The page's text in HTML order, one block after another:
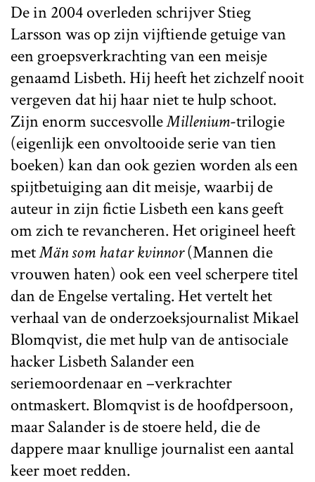
De in 2004 overleden schrijver Stieg
Larsson was op zijn vijftiende getuige van
een groepsverkrachting van een meisje
genaamd Lisbeth. Hij heeft het zichzelf nooit
vergeven dat hij haar niet te hulp schoot.
Zijn enorm succesvolleMillenium-trilogie
(eigenlijk een onvoltooide serie van tien
boeken) kan dan ook gezien worden als een
spijtbetuiging aan dit meisje, waarbij de
auteur in zijn fictie Lisbeth een kans geeft
om zich te revancheren. Het origineel heeft
metMän som hatar kvinnor(Mannen die
vrouwen haten) ook een veel scherpere titel
dan de Engelse vertaling. Het vertelt het
verhaal van de onderzoeksjournalist Mikael
Blomqvist, die met hulp van de antisociale
hacker Lisbeth Salander een
seriemoordenaar en –verkrachter
ontmaskert. Blomqvist is de hoofdpersoon,
maar Salander is de stoere held, die de
dappere maar knullige journalist een aantal
keer moet redden.